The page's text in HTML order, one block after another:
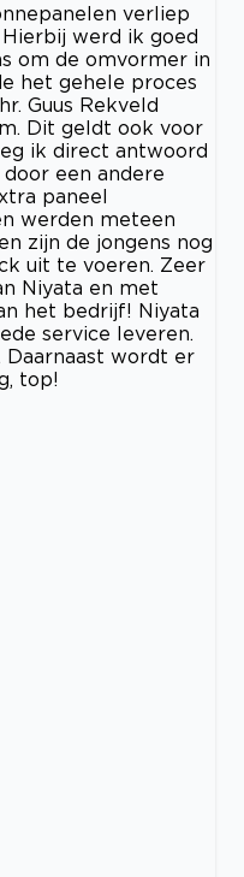
verliep
Hierbij werd ik goed
om de omvormer in
het gehele proces
Guus Rekveld
Dit geldt ook voor
ik direct antwoord
een andere
paneel
werden meteen
zijn de jongens nog
uit te voeren. Zeer
Niyata en met
het bedrijf! Niyata
service leveren.
wordt er
top!